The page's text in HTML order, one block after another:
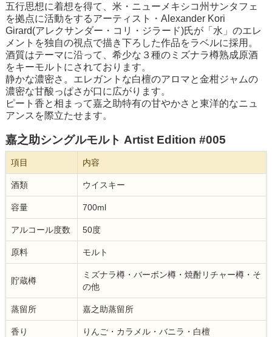
五行思想に着想を得て、米・ニューメキシコ州サンタフェ
を拠点に活動をするアーティスト・Alexander Kori
Girard(アレクサンダー・コリ・ジラード)氏が「水」のエレ
メントを独自の視点で描き下ろした作品をラベルに採用。
酒質はテーマに沿って、希少な３種のミズナラ樽熟成原酒
をキーモルトにされております。
静かな濃密さ。エレガントな白檀のアロマと金柑ジャムの
濃密な甘酸っぱさが口に広がります。
ピート香と相まって嘉之助特有の甘やかさと東洋的なニュ
アンスを際立たせます。
嘉之助シングルモルト Artist Edition #005
項目 内容
酒類 ウイスキー
容量 700ml
アルコール度数 50度
原料 モルト
貯蔵樽
ミズナラ樽・バーボン樽・焼酎リチャー樽・そ
の他
蒸留所 嘉之助蒸留所
香り りんご・カラメル・バニラ・白檀